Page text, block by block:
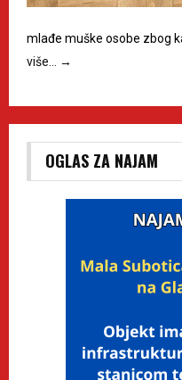
mlađe muške osobe zbog
više…
→
OGLAS ZA NAJAM